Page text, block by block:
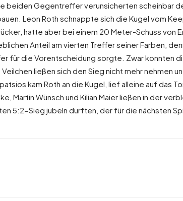
beiden Gegentreffer verunsicherten scheinbar
Leon Roth schnappte sich die Kugel vom
hatte aber bei einem 20 Meter-Schuss von
Anteil am vierten Treffer seiner Farben,
für die Vorentscheidung sorgte. Zwar konnten
ließen sich den Sieg nicht mehr nehmen
kam Roth an die Kugel, lief alleine auf das
Martin Wünsch und Kilian Maier ließen in der
5:2-Sieg jubeln durften, der für die nächsten